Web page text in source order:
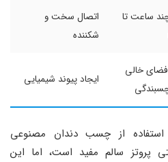
ساعت تا
اتصال سخت و
شکننده
خالی
ایجاد پیوند شیمیایی
استفاده از چسب دندان مصنوعی
پروتز سالم مفید است، اما این